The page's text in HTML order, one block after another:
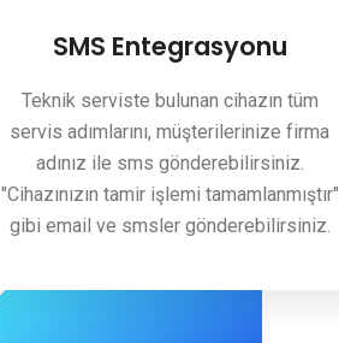
SMS Entegrasyonu
Teknik serviste bulunan cihazın tüm
servis adımlarını, müşterilerinize firma
adınız ile sms gönderebilirsiniz.
"Cihazınızın tamir işlemi tamamlanmıştır"
gibi email ve smsler gönderebilirsiniz.